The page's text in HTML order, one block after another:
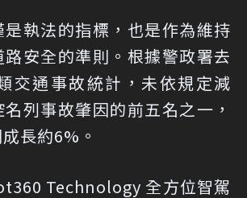
執法的指標，也是作為維持
安全的準則。根據警政署去
交通事故統計，未依規定減
列事故肇因的前五名之一，
長約6%。
Technology 全方位智駕